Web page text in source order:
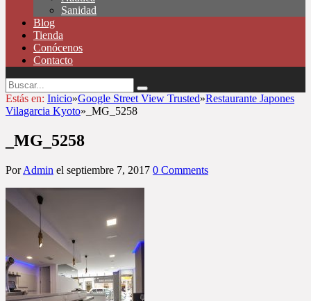
Sanidad
Blog
Tienda
Conócenos
Contacto
Estás en: Inicio»Google Street View Trusted»Restaurante Japones
Vilagarcia Kyoto» _MG_5258
_MG_5258
PorAdmin el septiembre 7, 2017 0 Comments